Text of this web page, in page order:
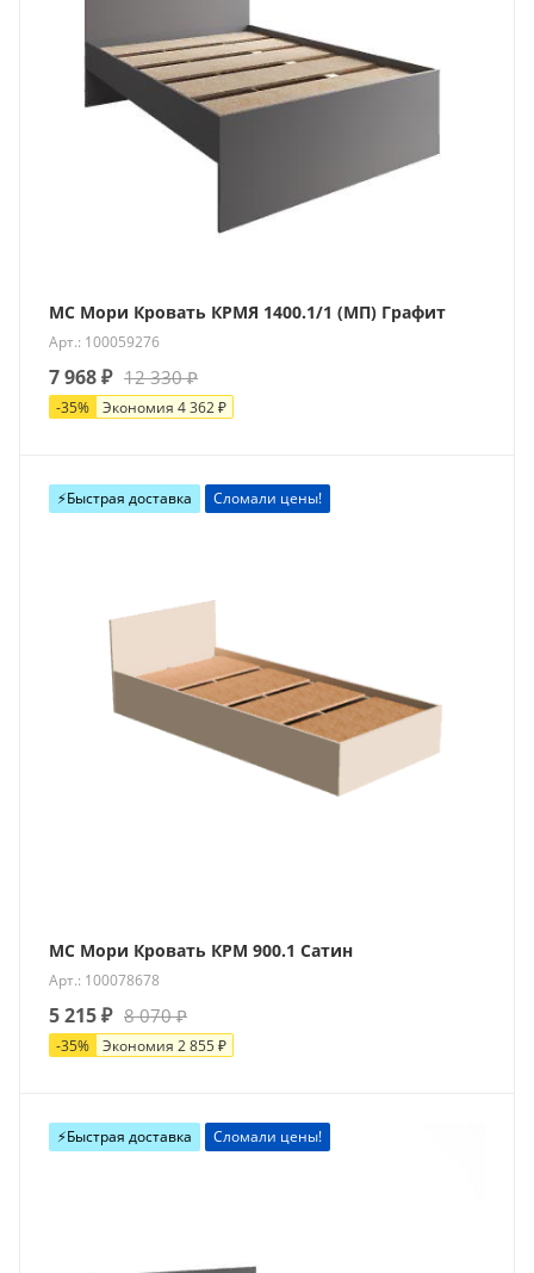
МС Мори Кровать КРМЯ 1400.1/1 (МП) Графит
Арт.: 100059276
7 968₽ 12 330₽
-35% Экономия 4 362₽
⚡️Быстрая доставка Сломали цены!
МС Мори Кровать КРМ 900.1 Сатин
Арт.: 100078678
5 215₽ 8 070₽
-35% Экономия 2 855₽
⚡️Быстрая доставка Сломали цены!